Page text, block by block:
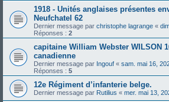
1918 - Unités anglaises présentes
Neufchatel 62
Dernier message par christophe lagrange «
Réponses : 2
capitaine William Webster WILSON
canadienne
Dernier message par Ingouf « sam. mai 16,
Réponses : 5
12e Régiment d’infanterie belge.
Dernier message par Rutilius « mer. mai 13,